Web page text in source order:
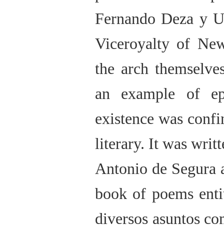
Fernando Deza y
Viceroyalty of
the arch
an example of
existence was
literary. It was
Antonio de Segura
book of poems
diversos asuntos